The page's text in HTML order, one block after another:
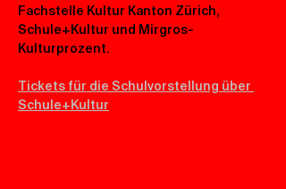
Fachstelle Kultur Kanton Zürich,
Schule+Kultur und Mirgros-
Kulturprozent.
Tickets für die Schulvorstellung über
Schule+Kultur